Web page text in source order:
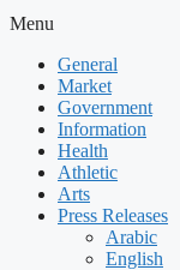
Menu
General
Market
Government
Information
Health
Athletic
Arts
Press Releases
Arabic
English